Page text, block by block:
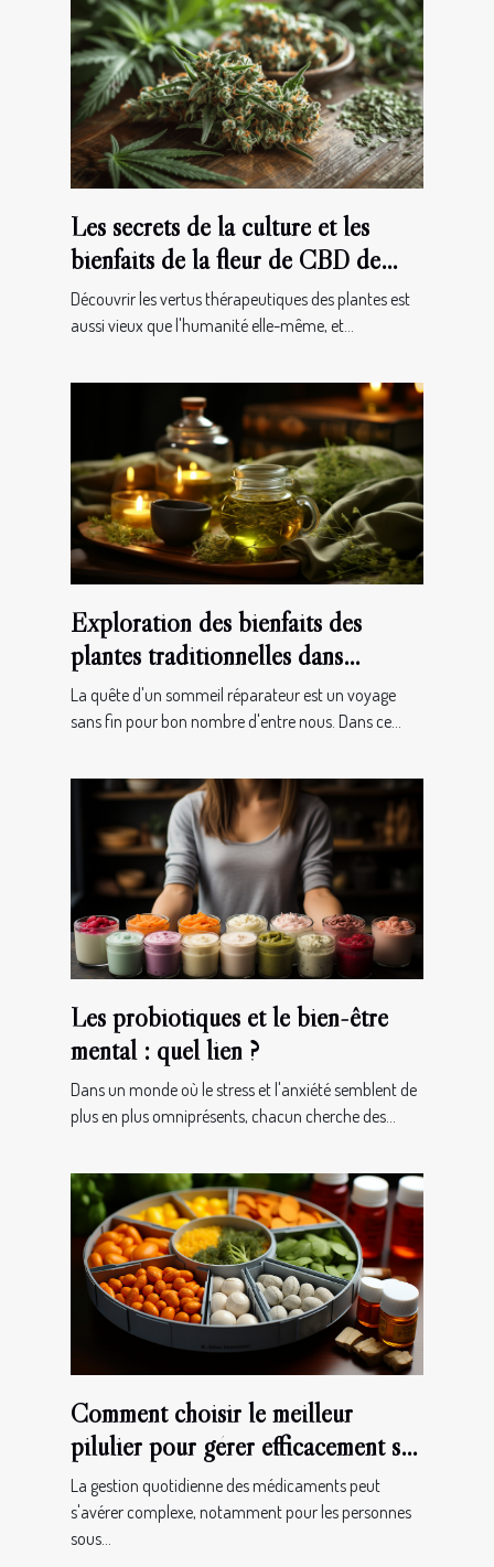
Les secrets de la culture et les
bienfaits de la fleur de CBD de
type Jack Herer
Découvrir les vertus thérapeutiques des plantes est
aussi vieux que l'humanité elle-même, et...
Exploration des bienfaits des
plantes traditionnelles dans
l'amélioration de la qualité du
sommeil
La quête d'un sommeil réparateur est un voyage
sans fin pour bon nombre d'entre nous. Dans ce...
Les probiotiques et le bien-être
mental : quel lien ?
Dans un monde où le stress et l'anxiété semblent de
plus en plus omniprésents, chacun cherche des...
Comment choisir le meilleur
pilulier pour gérer efficacement ses
médicaments au quotidien
La gestion quotidienne des médicaments peut
s'avérer complexe, notamment pour les personnes
sous...